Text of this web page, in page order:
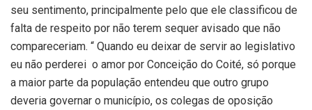
seu sentimento, principalmente pelo que ele classificou de
falta de respeito por não terem sequer avisado que não
compareceriam. “ Quando eu deixar de servir ao legislativo
eu não perderei o amor por Conceição do Coité, só porque
a maior parte da população entendeu que outro grupo
deveria governar o município, os colegas de oposição